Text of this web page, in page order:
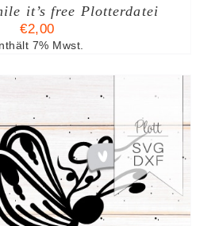
it’s free Plotterdatei
€2,00
7% Mwst.